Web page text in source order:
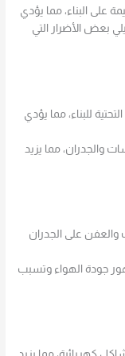
على البناء، مما يؤدي
يلي بعض الأضرار التي
للبناء، مما يؤدي
والجدران، مما يزيد
والعفن على الجدران
جودة الهواء وتسبب